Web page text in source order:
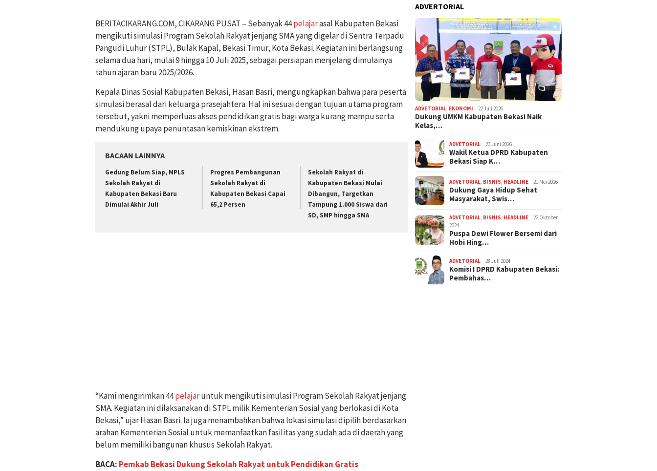
BERITACIKARANG.COM, CIKARANG PUSAT – Sebanyak 44pelajarasal Kabupaten Bekasi
mengikuti simulasi Program Sekolah Rakyat jenjang SMA yang digelar di Sentra Terpadu
Pangudi Luhur (STPL), Bulak Kapal, Bekasi Timur, Kota Bekasi. Kegiatan ini berlangsung
selama dua hari, mulai 9 hingga 10 Juli 2025, sebagai persiapan menjelang dimulainya
tahun ajaran baru 2025/2026.
Kepala Dinas Sosial Kabupaten Bekasi, Hasan Basri, mengungkapkan bahwa para peserta
simulasi berasal dari keluarga prasejahtera. Hal ini sesuai dengan tujuan utama program
tersebut, yakni memperluas akses pendidikan gratis bagi warga kurang mampu serta
mendukung upaya penuntasan kemiskinan ekstrem.
BACAAN LAINNYA
Gedung Belum Siap, MPLS
Sekolah Rakyat di
Kabupaten Bekasi Baru
Dimulai Akhir Juli
Progres Pembangunan
Sekolah Rakyat di
Kabupaten Bekasi Capai
65,2 Persen
Sekolah Rakyat di
Kabupaten Bekasi Mulai
Dibangun, Targetkan
Tampung 1.000 Siswa dari
SD, SMP hingga SMA
“Kami mengirimkan 44pelajaruntuk mengikuti simulasi Program Sekolah Rakyat jenjang
SMA. Kegiatan ini dilaksanakan di STPL milik Kementerian Sosial yang berlokasi di Kota
Bekasi,” ujar Hasan Basri. Ia juga menambahkan bahwa lokasi simulasi dipilih berdasarkan
arahan Kementerian Sosial untuk memanfaatkan fasilitas yang sudah ada di daerah yang
belum memiliki bangunan khusus Sekolah Rakyat.
BACA: Pemkab Bekasi Dukung Sekolah Rakyat untuk Pendidikan Gratis
ADVERTORIAL
ADVETORIAL EKONOMI 22 Juli 2026
Dukung UMKM Kabupaten Bekasi Naik
Kelas,…
ADVETORIAL 23 Juni 2026
Wakil Ketua DPRD Kabupaten
Bekasi Siap K…
ADVETORIAL BISNIS HEADLINE 21 Mei 2026
Dukung Gaya Hidup Sehat
Masyarakat, Swis…
ADVETORIAL BISNIS HEADLINE
22 Oktober
2024
Puspa Dewi Flower Bersemi dari
Hobi Hing…
ADVETORIAL 28 Juli 2024
Komisi I DPRD Kabupaten Bekasi:
Pembahas…